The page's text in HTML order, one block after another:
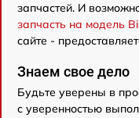
запчастей. И
запчасть на модель
сайте -
Знаем свое дело
Будьте уверены в
с уверенностью